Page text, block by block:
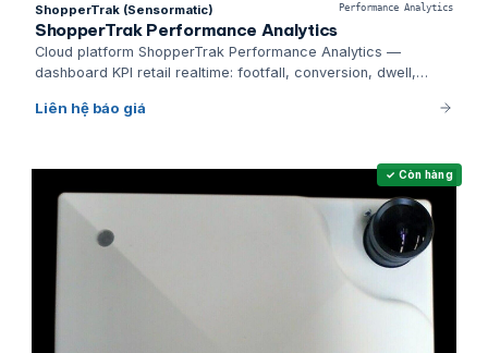
ShopperTrak (Sensormatic) Performance Analytics
ShopperTrak Performance Analytics
Cloud platform ShopperTrak Performance Analytics —
dashboard KPI retail realtime: footfall, conversion, dwell,
Liên hệ báo giá
✓ Còn hàng